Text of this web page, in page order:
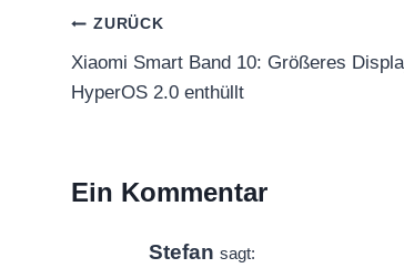
Beitragsnavigation
ZURÜCK
Xiaomi Smart Band 10: Größeres
HyperOS 2.0 enthüllt
Ein Kommentar
Stefan sagt: